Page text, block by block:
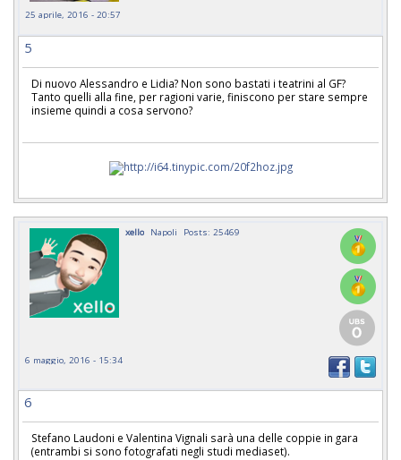
25 aprile, 2016 - 20:57
5
Di nuovo Alessandro e Lidia? Non sono bastati i teatrini al GF?
Tanto quelli alla fine, per ragioni varie, finiscono per stare sempre
insieme quindi a cosa servono?
xello Napoli Posts: 25469
6 maggio, 2016 - 15:34
6
Stefano Laudoni e Valentina Vignali sarà una delle coppie in gara
(entrambi si sono fotografati negli studi mediaset).